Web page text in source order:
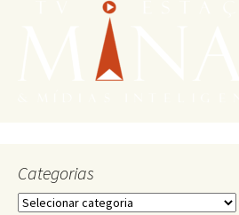
Categorias
Categorias